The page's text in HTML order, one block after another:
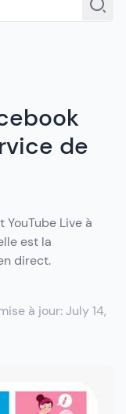
de
Live à
est la
direct.
à jour:July 14,